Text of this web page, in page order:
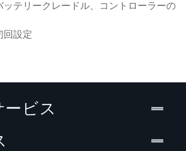
ッテリークレードル、コントローラーの
回設定
ービス